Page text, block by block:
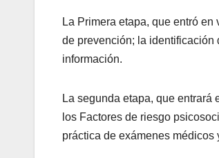
La Primera etapa, que entró
de prevención; la identificación
información.
La segunda etapa, que
los Factores de riesgo
práctica de exámenes médicos